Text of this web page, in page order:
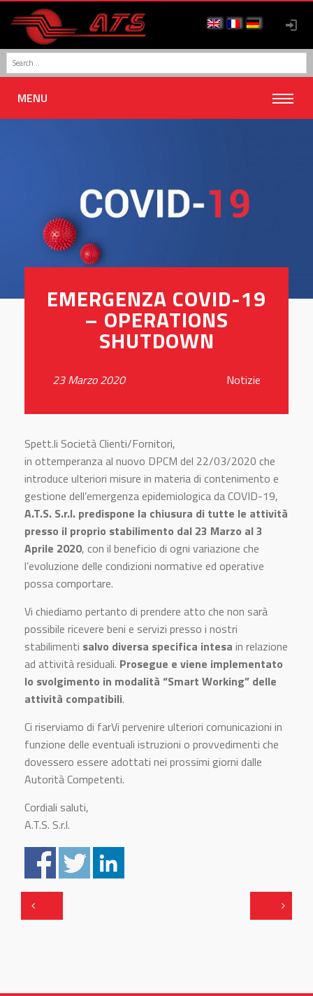
MENU
EMERGENZA COVID-19
– OPERATIONS
SHUTDOWN
23 Marzo 2020 Notizie
Spett.li Società Clienti/Fornitori,
in ottemperanza al nuovo DPCM del 22/03/2020 che
introduce ulteriori misure in materia di contenimento e
gestione dell’emergenza epidemiologica da COVID-19,
A.T.S. S.r.l. predispone la chiusura di tutte le attività
presso il proprio stabilimento dal 23 Marzo al 3
Aprile 2020, con il beneficio di ogni variazione che
l’evoluzione delle condizioni normative ed operative
possa comportare.
Vi chiediamo pertanto di prendere atto che non sarà
possibile ricevere beni e servizi presso i nostri
stabilimenti salvo diversa specifica intesa in relazione
ad attività residuali. Prosegue e viene implementato
lo svolgimento in modalità “Smart Working” delle
attività compatibili.
Ci riserviamo di farVi pervenire ulteriori comunicazioni in
funzione delle eventuali istruzioni o provvedimenti che
dovessero essere adottati nei prossimi giorni dalle
Autorità Competenti.
Cordiali saluti,
A.T.S. S.r.l.